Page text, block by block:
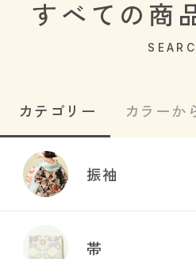
すべての商
カテゴリー カラーか
振袖
帯